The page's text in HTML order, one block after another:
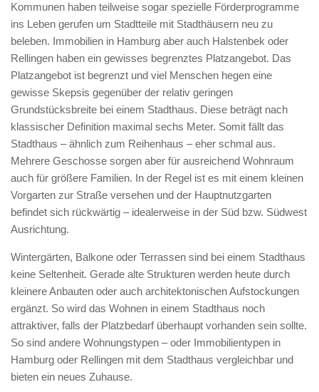
Kommunen haben teilweise sogar spezielle Förderprogramme
ins Leben gerufen um Stadtteile mit Stadthäusern neu zu
beleben. Immobilien in Hamburg aber auch Halstenbek oder
Rellingen haben ein gewisses begrenztes Platzangebot. Das
Platzangebot ist begrenzt und viel Menschen hegen eine
gewisse Skepsis gegenüber der relativ geringen
Grundstücksbreite bei einem Stadthaus. Diese beträgt nach
klassischer Definition maximal sechs Meter. Somit fällt das
Stadthaus – ähnlich zum Reihenhaus – eher schmal aus.
Mehrere Geschosse sorgen aber für ausreichend Wohnraum
auch für größere Familien. In der Regel ist es mit einem kleinen
Vorgarten zur Straße versehen und der Hauptnutzgarten
befindet sich rückwärtig – idealerweise in der Süd bzw. Südwest
Ausrichtung.
Wintergärten, Balkone oder Terrassen sind bei einem Stadthaus
keine Seltenheit. Gerade alte Strukturen werden heute durch
kleinere Anbauten oder auch architektonischen Aufstockungen
ergänzt. So wird das Wohnen in einem Stadthaus noch
attraktiver, falls der Platzbedarf überhaupt vorhanden sein sollte.
So sind andere Wohnungstypen – oder Immobilientypen in
Hamburg oder Rellingen mit dem Stadthaus vergleichbar und
bieten ein neues Zuhause.